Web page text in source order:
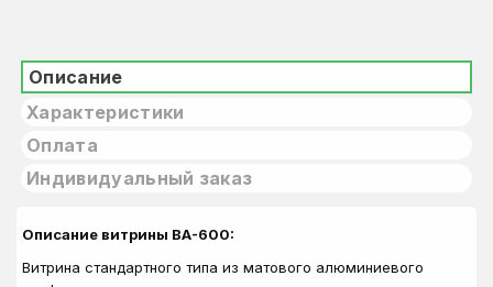
Описание
Характеристики
Оплата
Индивидуальный заказ
Описание витрины ВА-600:
Витрина стандартного типа из матового алюминиевого